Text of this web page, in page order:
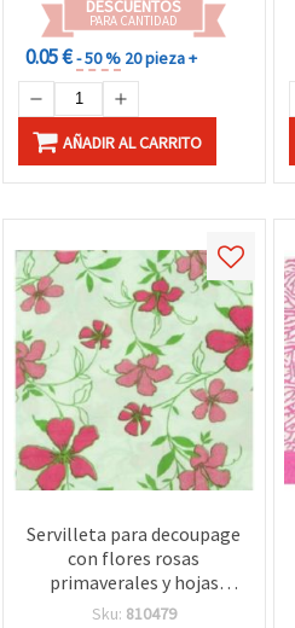
DESCUENTOS
PARA CANTIDAD
0.05 €- 50 % 20 pieza +
AÑADIR AL CARRITO
Servilleta para decoupage
con flores rosas
primaverales y hojas
verdes, 33 x 33 cm, 2
Sku: 810479